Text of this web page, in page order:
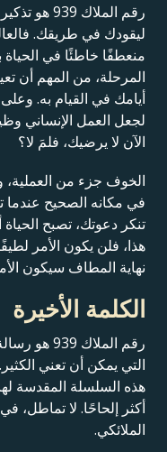
رقم الملاك
ليقودك في طريقك.
منعطفًا خاطئًا في
المرحلة، من المهم أن
أيامك في القيام به.
لجعل العمل الإنساني
الآن لا يرضيك، فلمَ لا؟
الخوف جزء من
في مكانه الصحيح عندما
تنكر دعوتك، تصبح
هذا، فلن يكون الأمر
نهاية المطاف سيكون
الكلمة الأخيرة
رقم
التي يمكن أن تعني
هذه السلسلة المقدسة
أكثر إلحاحًا. لا تماطل،
الملائكي.